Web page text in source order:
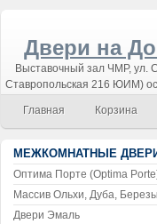
Двери на
Выставочный зал ЧМР, ул.
Ставропольская 216 ЮИМ)
Главная Корзина
МЕЖКОМНАТНЫЕ
Оптима Порте (Optima
Массив Ольхи, Дуба, Березы
Двери Эмаль